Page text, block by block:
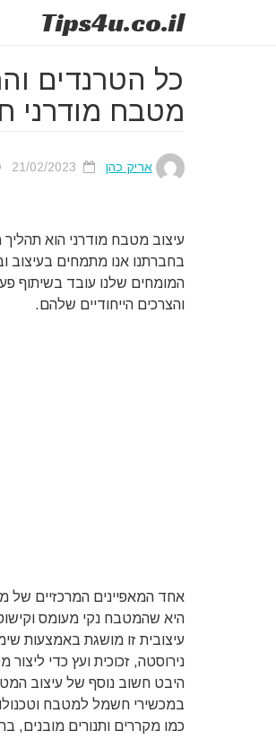
Tips4u.co.il
כל הטרנדים
מטבח מודרני
אריק כהן
עיצוב מטבח מודרני הוא
בחברתנו אנו מתמחים בעיצוב
המומחים שלנו עובד בשיתוף
והצרכים הייחודיים שלהם.
אחד המאפיינים המרכזיים של
היא שהמטבח נקי מעומס
עיצובית זו מושגת באמצעות
נירוסטה, זכוכית ועץ כדי
היבט חשוב נוסף של עיצוב
במכשירי חשמל למטבח
כמו מקררים ותנורים